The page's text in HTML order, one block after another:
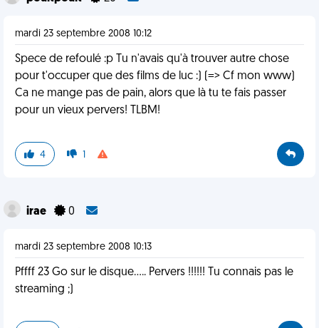
mardi 23 septembre 2008 10:12
Spece de refoulé :p Tu n'avais qu'à trouver autre chose
pour t'occuper que des films de luc :) (=> Cf mon www)
Ca ne mange pas de pain, alors que là tu te fais passer
pour un vieux pervers! TLBM!
4 1
irae 0
mardi 23 septembre 2008 10:13
Pffff 23 Go sur le disque..... Pervers !!!!!! Tu connais pas le
streaming ;)